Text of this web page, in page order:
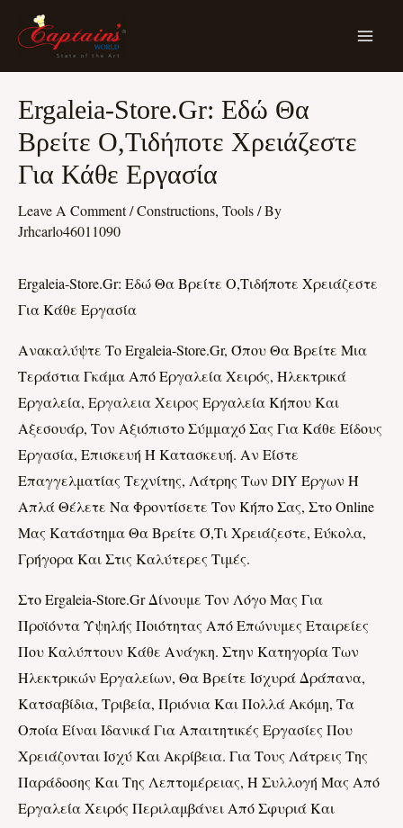
Ergaleia-Store.gr: Εδώ Θα
Βρείτε Ο,τιδήποτε Χρειάζεστε
Για Κάθε Εργασία
Leave A Comment/Constructions, Tools/ By
Jrhcarlo46011090
Ergaleia-Store.gr: Εδώ Θα Βρείτε Ο,τιδήποτε Χρειάζεστε
Για Κάθε Εργασία
Ανακαλύψτε Το Ergaleia-Store.gr, Όπου Θα Βρείτε Μια
Τεράστια Γκάμα Από Εργαλεία Χειρός, Ηλεκτρικά
Εργαλεία, Εργαλεια Χειρος Εργαλεία Κήπου Και
Αξεσουάρ, Τον Αξιόπιστο Σύμμαχό Σας Για Κάθε Είδους
Εργασία, Επισκευή Ή Κατασκευή. Αν Είστε
Επαγγελματίας Τεχνίτης, Λάτρης Των DIY Έργων Ή
Απλά Θέλετε Να Φροντίσετε Τον Κήπο Σας, Στο Online
Μας Κατάστημα Θα Βρείτε Ό,τι Χρειάζεστε, Εύκολα,
Γρήγορα Και Στις Καλύτερες Τιμές.
Στο Ergaleia-Store.gr Δίνουμε Τον Λόγο Μας Για
Προϊόντα Υψηλής Ποιότητας Από Επώνυμες Εταιρείες
Που Καλύπτουν Κάθε Ανάγκη. Στην Κατηγορία Των
Ηλεκτρικών Εργαλείων, Θα Βρείτε Ισχυρά Δράπανα,
Κατσαβίδια, Τριβεία, Πριόνια Και Πολλά Ακόμη, Τα
Οποία Είναι Ιδανικά Για Απαιτητικές Εργασίες Που
Χρειάζονται Ισχύ Και Ακρίβεια. Για Τους Λάτρεις Της
Παράδοσης Και Της Λεπτομέρειας, Η Συλλογή Μας Από
Εργαλεία Χειρός Περιλαμβάνει Από Σφυριά Και
Navigation